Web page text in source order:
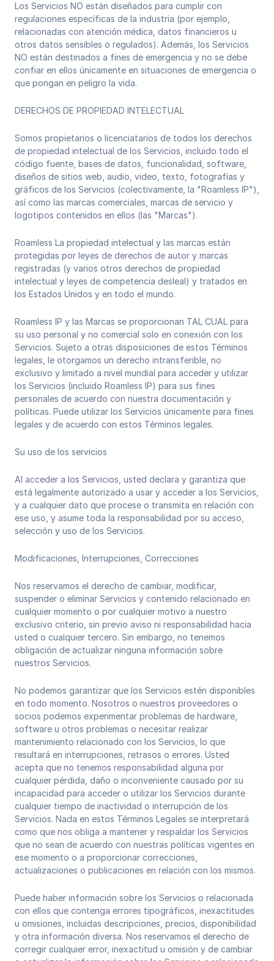
Los Servicios NO están diseñados para cumplir con
regulaciones específicas de la industria (por ejemplo,
relacionadas con atención médica, datos financieros u
otros datos sensibles o regulados). Además, los Servicios
NO están destinados a fines de emergencia y no se debe
confiar en ellos únicamente en situaciones de emergencia o
que pongan en peligro la vida.
DERECHOS DE PROPIEDAD INTELECTUAL
Somos propietarios o licenciatarios de todos los derechos
de propiedad intelectual de los Servicios, incluido todo el
código fuente, bases de datos, funcionalidad, software,
diseños de sitios web, audio, video, texto, fotografías y
gráficos de los Servicios (colectivamente, la "Roamless IP"),
así como las marcas comerciales, marcas de servicio y
logotipos contenidos en ellos (las "Marcas").
Roamless La propiedad intelectual y las marcas están
protegidas por leyes de derechos de autor y marcas
registradas (y varios otros derechos de propiedad
intelectual y leyes de competencia desleal) y tratados en
los Estados Unidos y en todo el mundo.
Roamless IP y las Marcas se proporcionan TAL CUAL para
su uso personal y no comercial solo en conexión con los
Servicios. Sujeto a otras disposiciones de estos Términos
legales, le otorgamos un derecho intransferible, no
exclusivo y limitado a nivel mundial para acceder y utilizar
los Servicios (incluido Roamless IP) para sus fines
personales de acuerdo con nuestra documentación y
políticas. Puede utilizar los Servicios únicamente para fines
legales y de acuerdo con estos Términos legales.
Su uso de los servicios
Al acceder a los Servicios, usted declara y garantiza que
está legalmente autorizado a usar y acceder a los Servicios,
y a cualquier dato que procese o transmita en relación con
ese uso, y asume toda la responsabilidad por su acceso,
selección y uso de los Servicios.
Modificaciones, Interrupciones, Correcciones
Nos reservamos el derecho de cambiar, modificar,
suspender o eliminar Servicios y contenido relacionado en
cualquier momento o por cualquier motivo a nuestro
exclusivo criterio, sin previo aviso ni responsabilidad hacia
usted o cualquier tercero. Sin embargo, no tenemos
obligación de actualizar ninguna información sobre
nuestros Servicios.
No podemos garantizar que los Servicios estén disponibles
en todo momento. Nosotros o nuestros proveedores o
socios podemos experimentar problemas de hardware,
software u otros problemas o necesitar realizar
mantenimiento relacionado con los Servicios, lo que
resultará en interrupciones, retrasos o errores. Usted
acepta que no tenemos responsabilidad alguna por
cualquier pérdida, daño o inconveniente causado por su
incapacidad para acceder o utilizar los Servicios durante
cualquier tiempo de inactividad o interrupción de los
Servicios. Nada en estos Términos Legales se interpretará
como que nos obliga a mantener y respaldar los Servicios
que no sean de acuerdo con nuestras políticas vigentes en
ese momento o a proporcionar correcciones,
actualizaciones o publicaciones en relación con los mismos.
Puede haber información sobre los Servicios o relacionada
con ellos que contenga errores tipográficos, inexactitudes
u omisiones, incluidas descripciones, precios, disponibilidad
y otra información diversa. Nos reservamos el derecho de
corregir cualquier error, inexactitud u omisión y de cambiar